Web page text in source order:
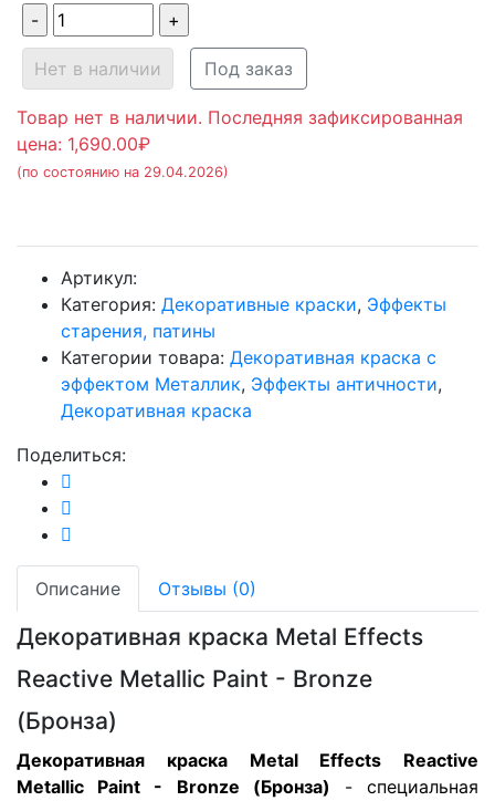
Нет в наличии Под заказ
Товар нет в наличии. Последняя зафиксированная
цена: 1,690.00₽
(по состоянию на 29.04.2026)
Артикул:
Категория: Декоративные краски, Эффекты
старения, патины
Категории товара: Декоративная краска с
эффектом Металлик, Эффекты античности,
Декоративная краска
Поделиться:
Описание Отзывы (0)
Декоративная краска Metal Effects
Reactive Metallic Paint - Bronze
(Бронза)
Декоративная краска Metal Effects Reactive
Metallic Paint - Bronze (Бронза) - специальная